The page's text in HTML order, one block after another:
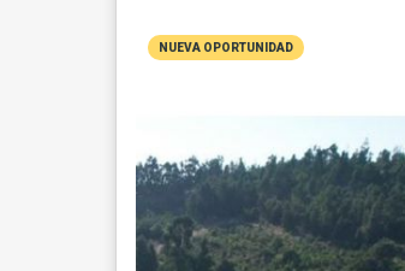
NUEVA OPORTUNIDAD